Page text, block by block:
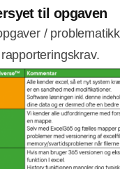
til opgaven
/